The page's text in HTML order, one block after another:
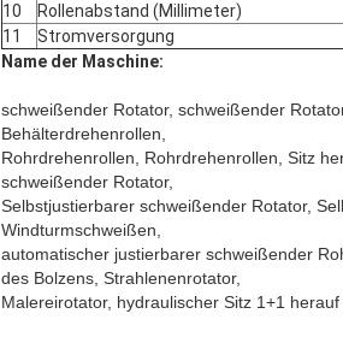
10
Rollenabstand (Millimeter)
11
Stromversorgung
Name der Maschine:
schweißender Rotator, schweißender
Behälterdrehenrollen,
Rohrdrehenrollen, Rohrdrehenrollen, Sitz
schweißender Rotator,
Selbstjustierbarer schweißender Rotator,
Windturmschweißen,
automatischer justierbarer schweißender
des Bolzens, Strahlenenrotator,
Malereirotator, hydraulischer Sitz 1+1